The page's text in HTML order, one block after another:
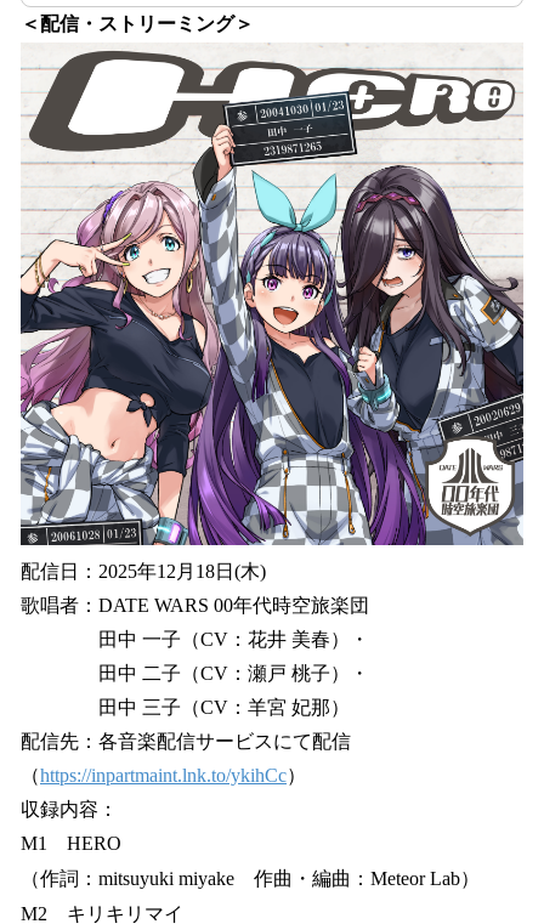
＜配信・ストリーミング＞
配信日：2025年12月18日(木)
歌唱者：DATE WARS 00年代時空旅楽団
田中 一子（CV：花井 美春）・
田中 二子（CV：瀬戸 桃子）・
田中 三子（CV：羊宮 妃那）
配信先：各音楽配信サービスにて配信
（https://inpartmaint.lnk.to/ykihCc）
収録内容：
M1 HERO
（作詞：mitsuyuki miyake 作曲・編曲：Meteor Lab）
M2 キリキリマイ